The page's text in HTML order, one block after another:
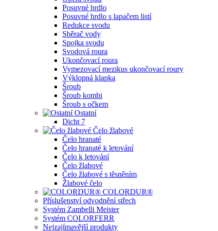
Posuvné hrdlo
Posuvné hrdlo s lapačem listí
Redukce svodu
Sběrač vody
Spojka svodu
Svodová roura
Ukončovací roura
Vymezovací mezikus ukončovací roury
Výklopná klapka
Šroub
Šroub kombi
Šroub s očkem
Ostatní
Dicht 7
Čelo žlabové
Čelo hranaté
Čelo hranaté k letování
Čelo k letování
Čelo žlabové
Čelo žlabové s těsněním
Žlabové čelo
COLORDUR®
Příslušenství odvodnění střech
Systém Zambelli Meister
Systém COLORFERR
Nejzajímavější produkty